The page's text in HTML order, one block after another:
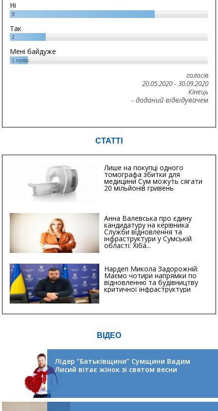
Ні
8
Так
2
Мені байдуже
1 голос
голосів
20.05.2020- 30.09.2020
Кінець
- доданий відвідувачем
СТАТТІ
Лише на покупці одного
томографа збитки для
медицини Сум можуть сягати
20 мільйонів гривень
Анна Валевська про єдину
кандидатуру на керівника
Служби відновлення та
інфраструктури у Сумській
області: Хіба...
Нардеп Микола Задорожній:
Маємо чотири напрямки по
відновленню та будівництву
критичної інфраструктури
ВІДЕО
Лідер “Батьківщини” Сумщини Вадим
Лисий вітає жінок зі святом весни